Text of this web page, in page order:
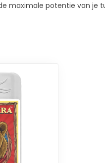
maximale potentie van je